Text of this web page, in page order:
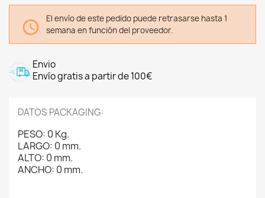

El envío de este pedido puede retrasarse hasta 1
semana en función del proveedor.
Envio
Envío gratis a partir de 100€
DATOS PACKAGING:
PESO: 0 Kg.
LARGO: 0 mm.
ALTO: 0 mm.
ANCHO: 0 mm.